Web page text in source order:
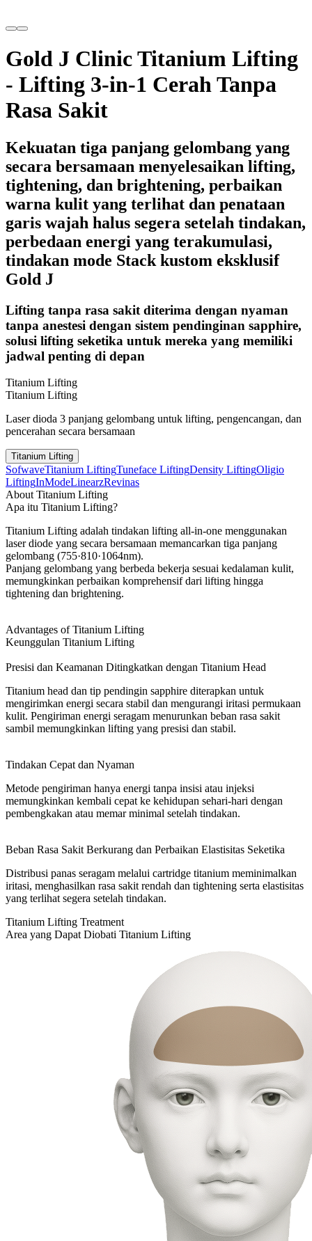
Gold J Clinic Titanium Lifting
- Lifting 3-in-1 Cerah Tanpa
Rasa Sakit
Kekuatan tiga panjang gelombang yang
secara bersamaan menyelesaikan lifting,
tightening, dan brightening, perbaikan
warna kulit yang terlihat dan penataan
garis wajah halus segera setelah tindakan,
perbedaan energi yang terakumulasi,
tindakan mode Stack kustom eksklusif
Gold J
Lifting tanpa rasa sakit diterima dengan nyaman
tanpa anestesi dengan sistem pendinginan sapphire,
solusi lifting seketika untuk mereka yang memiliki
jadwal penting di depan
Titanium Lifting
Titanium Lifting
Laser dioda 3 panjang gelombang untuk lifting, pengencangan, dan
pencerahan secara bersamaan
Titanium Lifting
SofwaveTitanium LiftingTuneface LiftingDensity LiftingOligio
LiftingInModeLinearzRevinas
About Titanium Lifting
Apa itu Titanium Lifting?
Titanium Lifting adalah tindakan lifting all-in-one menggunakan
laser diode yang secara bersamaan memancarkan tiga panjang
gelombang (755·810·1064nm).
Panjang gelombang yang berbeda bekerja sesuai kedalaman kulit,
memungkinkan perbaikan komprehensif dari lifting hingga
tightening dan brightening.
Advantages of Titanium Lifting
Keunggulan Titanium Lifting
Presisi dan Keamanan Ditingkatkan dengan Titanium Head
Titanium head dan tip pendingin sapphire diterapkan untuk
mengirimkan energi secara stabil dan mengurangi iritasi permukaan
kulit. Pengiriman energi seragam menurunkan beban rasa sakit
sambil memungkinkan lifting yang presisi dan stabil.
Tindakan Cepat dan Nyaman
Metode pengiriman hanya energi tanpa insisi atau injeksi
memungkinkan kembali cepat ke kehidupan sehari-hari dengan
pembengkakan atau memar minimal setelah tindakan.
Beban Rasa Sakit Berkurang dan Perbaikan Elastisitas Seketika
Distribusi panas seragam melalui cartridge titanium meminimalkan
iritasi, menghasilkan rasa sakit rendah dan tightening serta elastisitas
yang terlihat segera setelah tindakan.
Titanium Lifting Treatment
Area yang Dapat Diobati Titanium Lifting